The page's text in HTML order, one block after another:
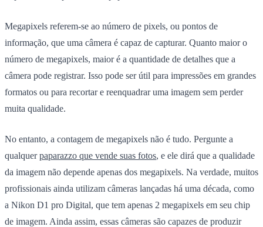
Megapixels referem-se ao número de pixels, ou pontos de
informação, que uma câmera é capaz de capturar. Quanto maior o
número de megapixels, maior é a quantidade de detalhes que a
câmera pode registrar. Isso pode ser útil para impressões em grandes
formatos ou para recortar e reenquadrar uma imagem sem perder
muita qualidade.
No entanto, a contagem de megapixels não é tudo. Pergunte a
qualquerpaparazzo que vende suas fotos, e ele dirá que a qualidade
da imagem não depende apenas dos megapixels. Na verdade, muitos
profissionais ainda utilizam câmeras lançadas há uma década, como
a Nikon D1 pro Digital, que tem apenas 2 megapixels em seu chip
de imagem. Ainda assim, essas câmeras são capazes de produzir